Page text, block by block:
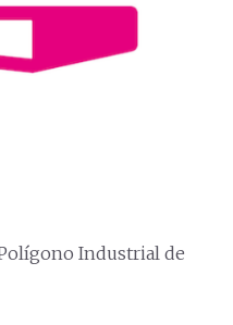
Industrial de